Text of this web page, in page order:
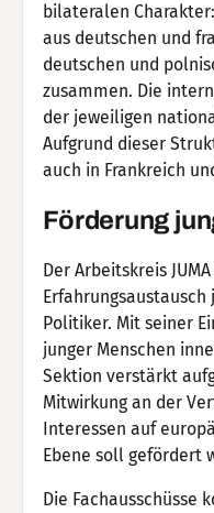
bilateralen
aus deutschen und
deutschen und
zusammen. Die
der jeweiligen
Aufgrund dieser
auch in Frankreich
Förderung
Der Arbeitskreis
Politiker. Mit seiner
junger Menschen
Sektion verstärkt
Mitwirkung an der
Interessen auf
Ebene soll gefördert
Die Fachausschüsse